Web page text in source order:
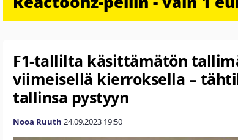
F1-tallilta käsittämätön
viimeisellä kierroksella –
tallinsa pystyyn
Nooa Ruuth 24.09.2023 19:50